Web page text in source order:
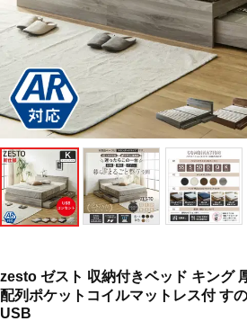
zesto ゼスト 収納付きベッド キング
配列ポケットコイルマットレス付 す
USB